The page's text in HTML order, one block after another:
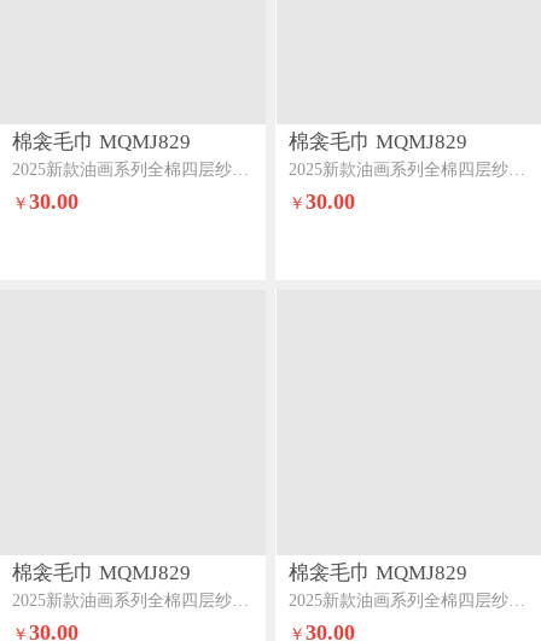
棉衾毛巾 MQMJ829
2025新款油画系列全棉四层纱布浴巾甜系萌妹
￥30.00
棉衾毛巾 MQMJ829
2025新款油画系列全棉四层纱布浴巾花簇雅柔
￥ 30.00
棉衾毛巾 MQMJ829
2025新款油画系列全棉四层纱布浴巾温情雪纳瑞
￥30.00
棉衾毛巾 MQMJ829
2025新款油画系列全棉四层纱布浴巾雅园藤椅
￥ 30.00